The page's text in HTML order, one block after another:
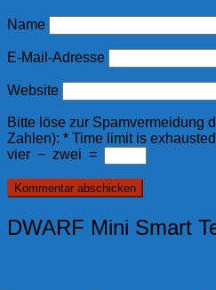
Name
E-Mail-Adresse
Website
Bitte löse zur Spamvermeidung
Zahlen): * Time limit is
vier − zwei =
DWARF Mini Smart